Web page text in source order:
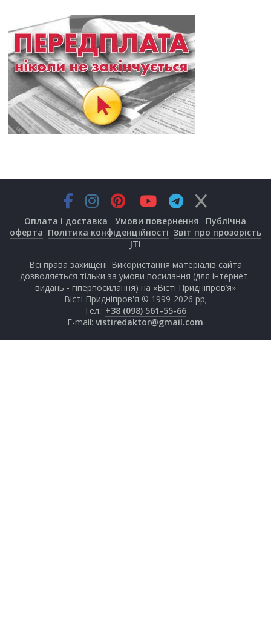
Оплата і доставка Умови повернення
Публічна
оферта Політика конфіденційності Звіт про прозорість
JTI
Всі права захищені. Використання матеріалів сайта
дозволяється тільки за умови посилання (для інтернет-
видань - гіперпосилання) на «Вісті Придніпров’я»
Вісті Придніпров'я © 1999-2026 рр;
Тел.: +38 (098) 561-55-66
E-mail: vistiredaktor@gmail.com